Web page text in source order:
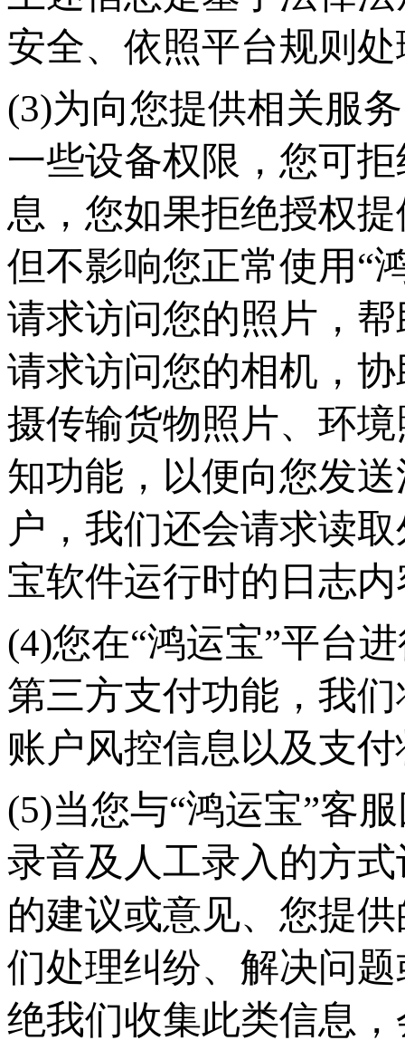
安全、依照平台规则
(3)为向您提供相关服
一些设备权限，您可
息，您如果拒绝授权
但不影响您正常使用“
请求访问您的照片，
请求访问您的相机，
摄传输货物照片、环
知功能，以便向您发
户，我们还会请求读
宝软件运行时的日志
(4)您在“鸿运宝”平台
第三方支付功能，我
账户风控信息以及支
(5)当您与“鸿运宝”客
录音及人工录入的方
的建议或意见、您提
们处理纠纷、解决问
绝我们收集此类信息